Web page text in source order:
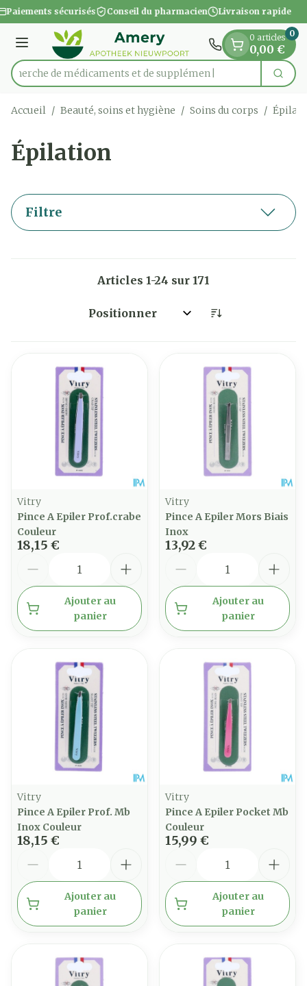
Aller au contenu
1 de 1
Paiements sécurisés Conseil du pharmacien Livraison rapide
Menu
Rechercher
Recherche de médica
0 articles
0,00 €
0
Accueil / Beauté, soins et hygiène / Soins du corps /
Épilation
Filtre
Articles 1-24 sur 171
Trier par:
Vitry
Pince A Epiler Prof.crabe
Couleur
18,15 €
Ajouter au
panier
Vitry
Pince A Epiler Mors Biais
Inox
13,92 €
Ajouter au
panier
Vitry
Pince A Epiler Prof. Mb
Inox Couleur
18,15 €
Ajouter au
panier
Vitry
Pince A Epiler Pocket Mb
Couleur
15,99 €
Ajouter au
panier